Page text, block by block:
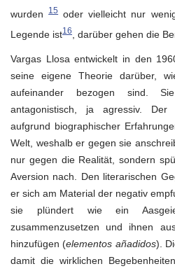
wurden15
oder vielleicht nur
Legende ist16 , darüber gehen die
Vargas Llosa entwickelt in den
seine eigene Theorie darüber,
aufeinander bezogen sind.
antagonistisch, ja agressiv. Der
aufgrund biographischer
Welt, weshalb er gegen sie
nur gegen die Realität, sondern
Aversion nach. Den literarischen
er sich am Material der negativ
sie plündert wie ein
zusammenzusetzen und ihnen
hinzufügen (elementos añadidos).
damit die wirklichen